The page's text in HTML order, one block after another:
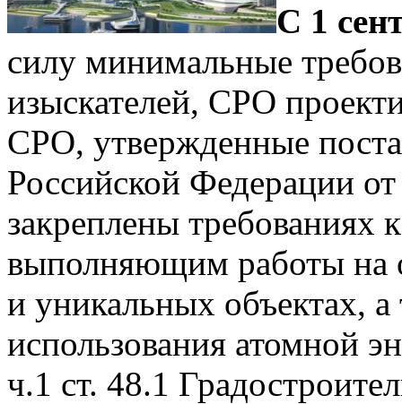
C 1
силу минимальные
изыскателей, СРО
СРО, утвержденные
Российской Федерации
закреплены требованиях
выполняющим работы на
и уникальных объектах,
использования атомной
ч.1 ст. 48.1